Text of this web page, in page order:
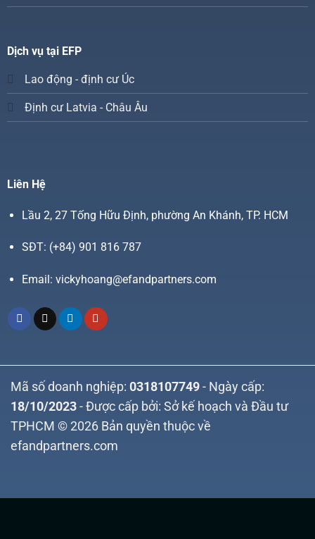
Dịch vụ tại EFP
Lao động - định cư Úc
Định cư Latvia - Châu Âu
Liên Hệ
Lầu 2, 27 Tống Hữu Định, phường An Khánh, TP. HCM
SĐT: (+84) 901 816 787
Email: vickyhoang@efandpartners.com
Mã số doanh nghiệp: 0318107749 - Ngày cấp:
18/10/2023 - Được cấp bởi: Sở kế hoạch và Đầu tư
TPHCM © 2026 Bản quyền thuộc về
efandpartners.com